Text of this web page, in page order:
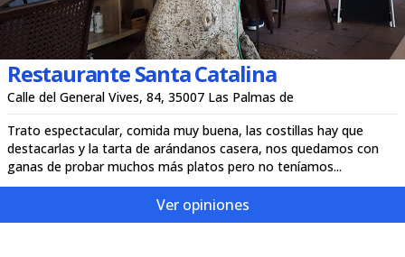
Restaurante Santa Catalina
Calle del General Vives, 84, 35007 Las Palmas de
Trato espectacular, comida muy buena, las costillas hay que
destacarlas y la tarta de arándanos casera, nos quedamos con
ganas de probar muchos más platos pero no teníamos...
Ver opiniones